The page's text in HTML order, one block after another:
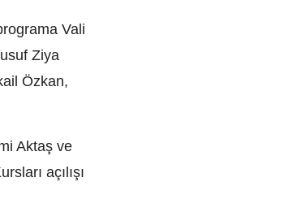
Vali
Ziya
Özkan,
Aktaş ve
açılışı